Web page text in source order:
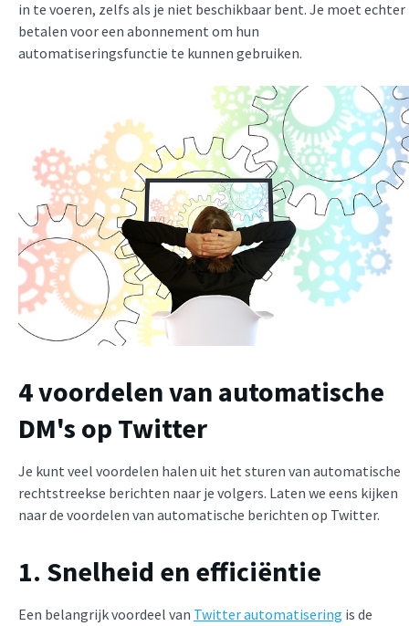
in te voeren, zelfs als je niet beschikbaar bent. Je moet echter
betalen voor een abonnement om hun
automatiseringsfunctie te kunnen gebruiken.
4 voordelen van automatische
DM's op Twitter
Je kunt veel voordelen halen uit het sturen van automatische
rechtstreekse berichten naar je volgers. Laten we eens kijken
naar de voordelen van automatische berichten op Twitter.
1. Snelheid en efficiëntie
Een belangrijk voordeel van Twitter automatisering is de